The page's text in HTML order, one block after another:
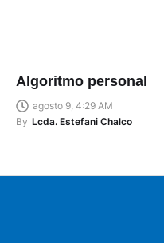
Algoritmo personal
agosto 9, 4:29 AM
By Lcda. Estefani Chalco